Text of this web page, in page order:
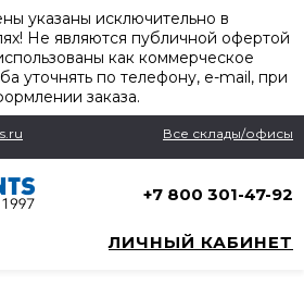
указаны исключительно в
Не являются публичной офертой
как коммерческое
уточнять по телефону, e-mail, при
заказа.
Все склады/офисы
+7 800 301-47-92
ЛИЧНЫЙ КАБИНЕТ